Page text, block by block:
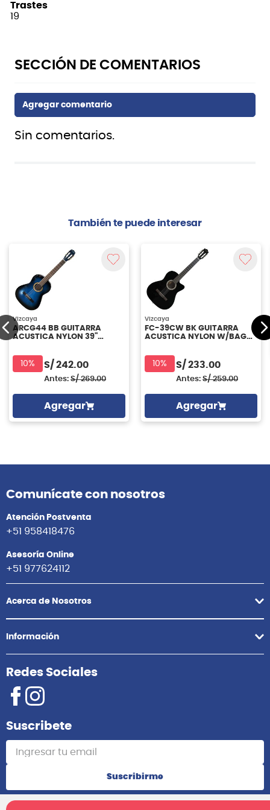
Trastes
19
Sin comentarios.
También te puede interesar
Vizcaya
ARCG44 BB GUITARRA
ACUSTICA NYLON 39"
10% S/ 242.00
Antes: S/ 269.00
Agregar
Vizcaya
FC-39CW BK GUITARRA
ACUSTICA NYLON W/BAG
10% S/ 233.00
Antes: S/ 259.00
Agregar
Comunícate con nosotros
Atención Postventa
+51 958418476
Asesoría Online
+51 977624112
Acerca de Nosotros
Información
Redes Sociales
Suscribete
Suscribirme